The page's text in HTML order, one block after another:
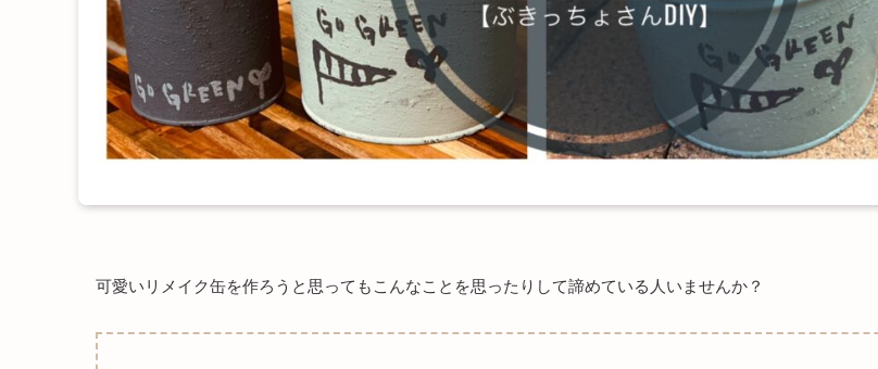
可愛いリメイク缶を作ろうと思ってもこんなことを思ったりして諦めている人いませんか？